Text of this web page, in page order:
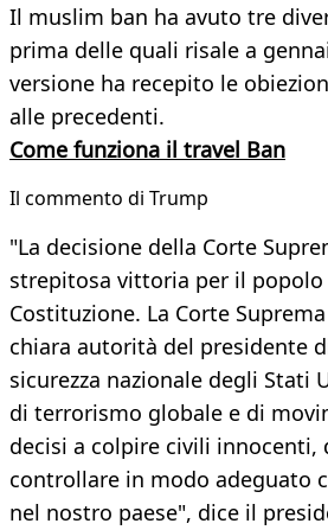
Il muslim ban ha avuto tre
prima delle quali risale a
versione ha recepito le
alle precedenti.
Come funziona il travel Ban
Il commento di Trump
"La decisione della Corte
strepitosa vittoria per il popolo
Costituzione. La Corte
chiara autorità del presidente
sicurezza nazionale degli Stati
di terrorismo globale e di
decisi a colpire civili innocenti,
controllare in modo adeguato
nel nostro paese", dice il